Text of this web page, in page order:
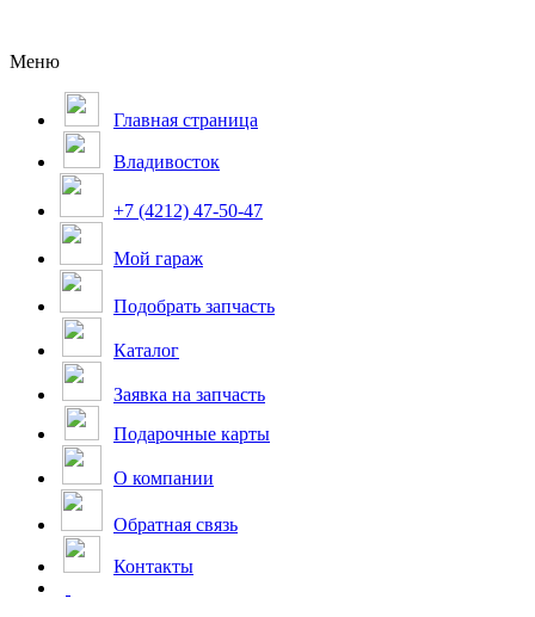
Меню
Главная страница
Владивосток
+7 (4212) 47-50-47
Мой гараж
Подобрать запчасть
Каталог
Заявка на запчасть
Подарочные карты
О компании
Обратная связь
Контакты